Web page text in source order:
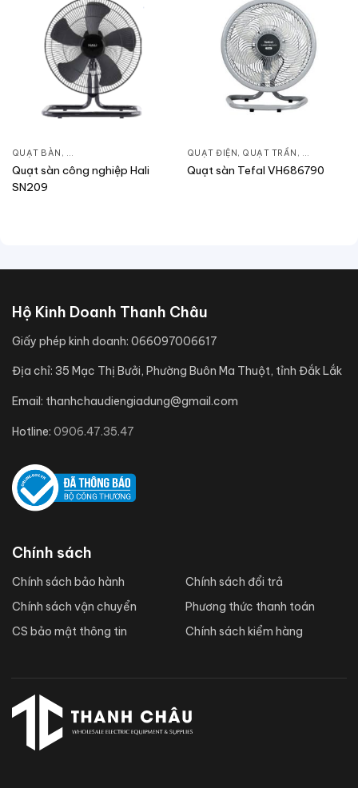
QUẠT BÀN , QUẠT ĐIỆN, QUẠT TRẦN
Quạt sàn công nghiệp Hali
SN209
QUẠT ĐIỆN, QUẠT TRẦN , QUẠT BÀN
Quạt sàn Tefal VH686790
Hộ Kinh Doanh Thanh Châu
Giấy phép kinh doanh: 066097006617
Địa chỉ: 35 Mạc Thị Bưởi, Phường Buôn Ma Thuột, tỉnh Đắk Lắk
Email: thanhchaudiengiadung@gmail.com
Hotline: 0906.47.35.47
Chính sách
Chính sách bảo hành
Chính sách vận chuyển
CS bảo mật thông tin
Chính sách đổi trả
Phương thức thanh toán
Chính sách kiểm hàng